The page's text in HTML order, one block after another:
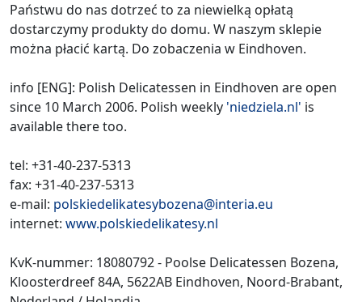
Państwu do nas dotrzeć to za niewielką opłatą
dostarczymy produkty do domu. W naszym sklepie
można płacić kartą. Do zobaczenia w Eindhoven.
info [ENG]: Polish Delicatessen in Eindhoven are open
since 10 March 2006. Polish weekly 'niedziela.nl' is
available there too.
tel: +31-40-237-5313
fax: +31-40-237-5313
e-mail: polskiedelikatesybozena@interia.eu
internet: www.polskiedelikatesy.nl
KvK-nummer: 18080792 - Poolse Delicatessen Bozena,
Kloosterdreef 84A, 5622AB Eindhoven, Noord-Brabant,